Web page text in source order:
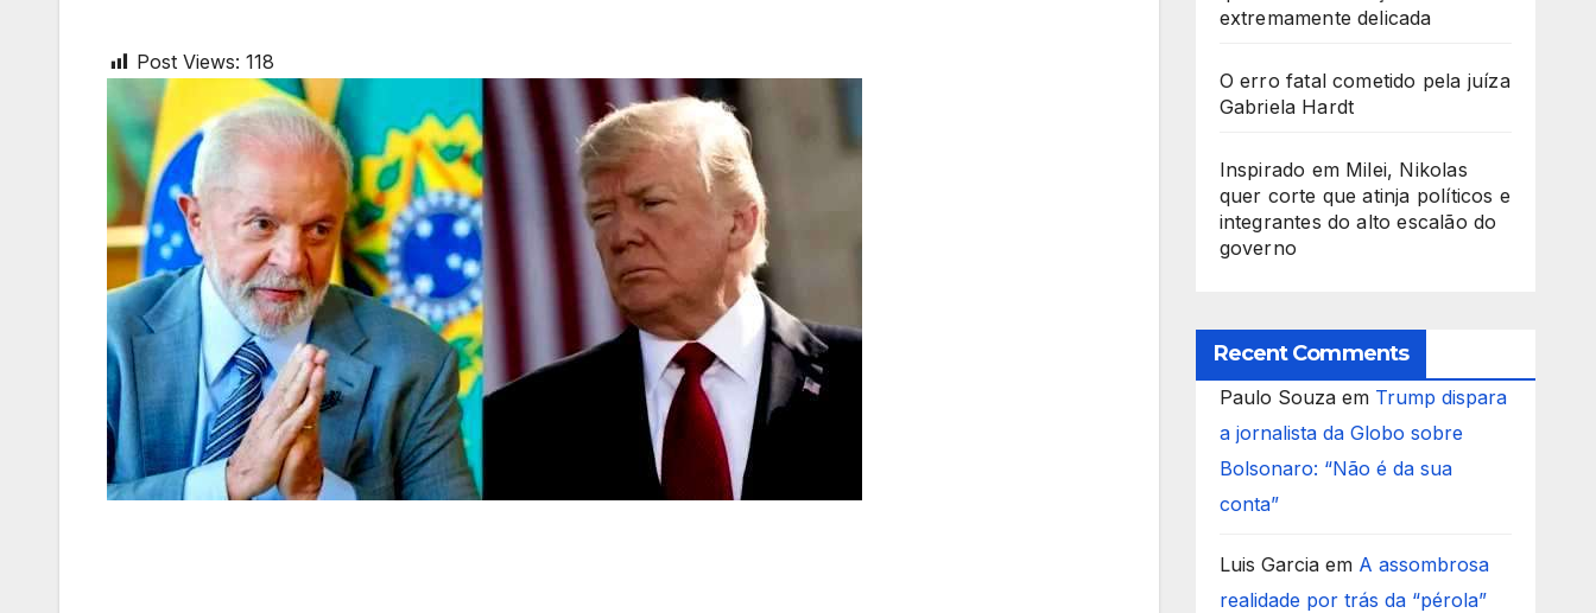
Post Views: 118
extremamente delicada
O erro fatal cometido pela juíza
Gabriela Hardt
Inspirado em Milei, Nikolas
quer corte que atinja políticos e
integrantes do alto escalão do
governo
Recent Comments
Paulo Souzaem Trump dispara
a jornalista da Globo sobre
Bolsonaro: “Não é da sua
conta”
Luis Garciaem A assombrosa
realidade por trás da “pérola”